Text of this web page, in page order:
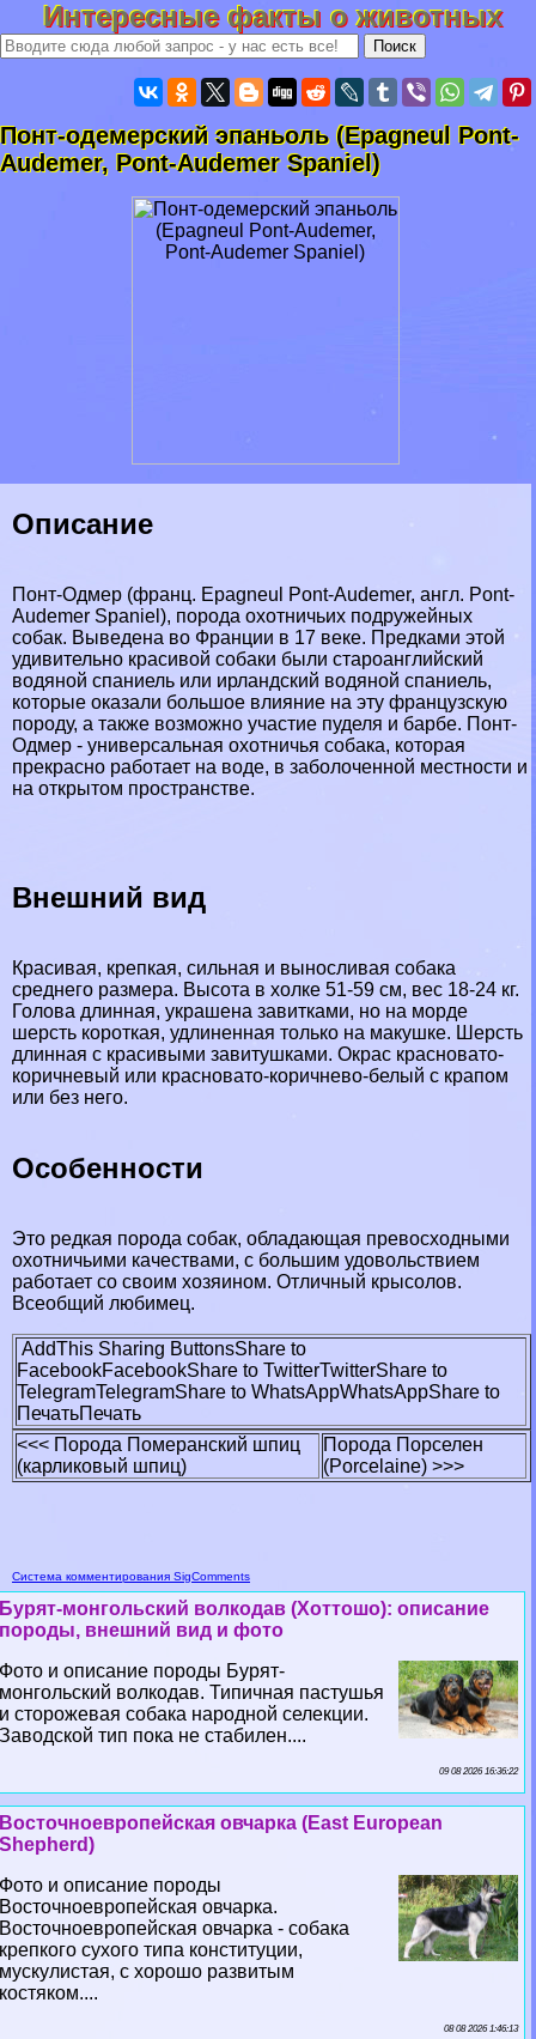
Интересные факты о животных
Понт-одемерский эпаньоль (Epagneul Pont-
Audemer, Pont-Audemer Spaniel)
Описание
Понт-Одмер (франц. Epagneul Pont-Audemer, англ. Pont-
Audemer Spaniel), порода охотничьих подружейных
собак. Выведена во Франции в 17 веке. Предками этой
удивительно красивой собаки были староанглийский
водяной спаниель или ирландский водяной спаниель,
которые оказали большое влияние на эту французскую
породу, а также возможно участие пуделя и барбе. Понт-
Одмер - универсальная охотничья собака, которая
прекрасно работает на воде, в заболоченной местности и
на открытом прострaнcтве.
Внешний вид
Красивая, крепкая, сильная и выносливая собака
среднего размера. Высота в холке 51-59 см, вес 18-24 кг.
Голова длинная, украшена завитками, но на морде
шерсть короткая, удлиненная только на макушке. Шерсть
длинная с красивыми завитушками. Окрас красновато-
коричневый или красновато-коричнево-белый с крапом
или без него.
Особенности
Это редкая порода собак, обладающая превосходными
охотничьими качествами, с большим удовольствием
работает со своим хозяином. Отличный крысолов.
Всеобщий любимец.
AddThis Sharing ButtonsShare to
FacebookFacebookShare to TwitterTwitterShare to
TelegramTelegramShare to WhatsAppWhatsAppShare to
ПечатьПечать
<<< Порода Померанский шпиц
(карликовый шпиц)
Порода Порселен
(Porcelaine) >>>
Система комментирования SigComments
Бурят-монгольский волкодав (Хоттошо): описание
породы, внешний вид и фото
Фото и описание породы Бурят-
монгольский волкодав. Типичная пастушья
и сторожевая собака народной селекции.
Заводской тип пока не стабилен....
09 08 2026 16:36:22
Восточноевропейская овчарка (East European
Shepherd)
Фото и описание породы
Восточноевропейская овчарка.
Восточноевропейская овчарка - собака
крепкого сухого типа конституции,
мускулистая, с хорошо развитым
костяком....
08 08 2026 1:46:13